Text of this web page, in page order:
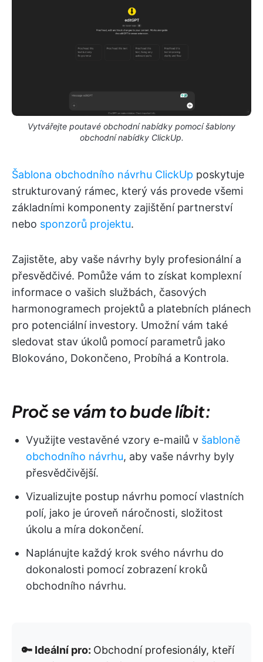
Vytvářejte poutavé obchodní nabídky pomocí šablony
obchodní nabídky ClickUp.
Šablona obchodního návrhu ClickUp poskytuje
strukturovaný rámec, který vás provede všemi
základními komponenty zajištění partnerství
nebo sponzorů projektu.
Zajistěte, aby vaše návrhy byly profesionální a
přesvědčivé. Pomůže vám to získat komplexní
informace o vašich službách, časových
harmonogramech projektů a platebních plánech
pro potenciální investory. Umožní vám také
sledovat stav úkolů pomocí parametrů jako
Blokováno, Dokončeno, Probíhá a Kontrola.
Proč se vám to bude líbit:
Využijte vestavěné vzory e-mailů v šabloně
obchodního návrhu, aby vaše návrhy byly
přesvědčivější.
Vizualizujte postup návrhu pomocí vlastních
polí, jako je úroveň náročnosti, složitost
úkolu a míra dokončení.
Naplánujte každý krok svého návrhu do
dokonalosti pomocí zobrazení kroků
obchodního návrhu.
🔑 Ideální pro: Obchodní profesionály, kteří